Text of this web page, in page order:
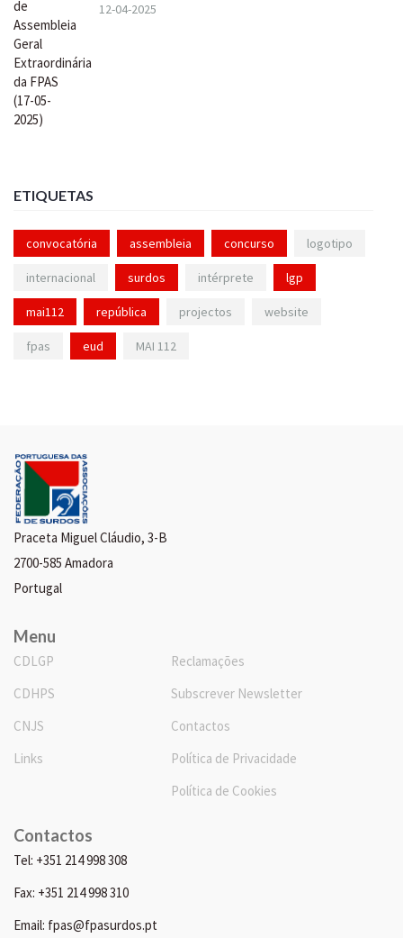
12-04-2025
ETIQUETAS
convocatória assembleia concurso logotipo
internacional surdos intérprete lgp
mai112 república projectos website
fpas eud MAI 112
Praceta Miguel Cláudio, 3-B
2700-585 Amadora
Portugal
Menu
CDLGP
CDHPS
CNJS
Links
Reclamações
Subscrever Newsletter
Contactos
Política de Privacidade
Política de Cookies
Contactos
Tel: +351 214 998 308
Fax: +351 214 998 310
Email: fpas@fpasurdos.pt